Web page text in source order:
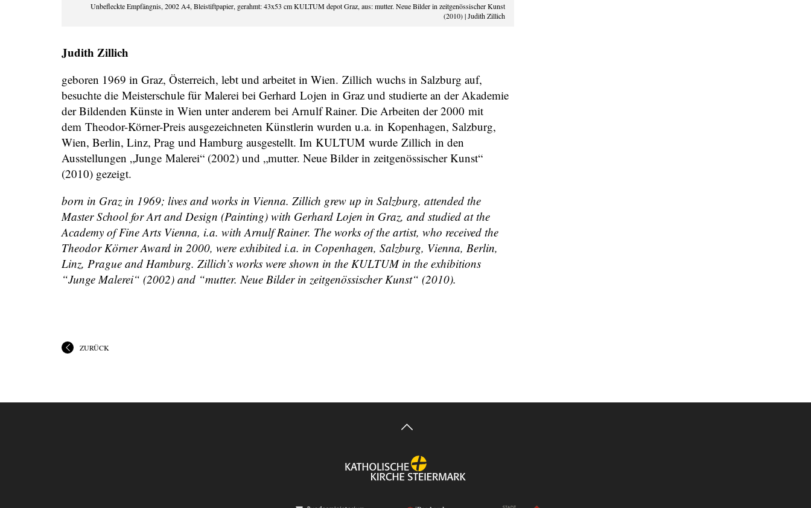
Unbefleckte Empfängnis, 2002 A4, Bleistiftpapier, gerahmt: 43x53 cm KULTUM depot Graz, aus: mutter. Neue Bilder in zeitgenössischer Kunst
(2010) | Judith Zillich
Judith Zillich
geboren 1969 in Graz, Österreich, lebt und arbeitet in Wien. Zillich wuchs in Salzburg auf,
besuchte die Meisterschule für Malerei bei Gerhard Lojen in Graz und studierte an der Akademie
der Bildenden Künste in Wien unter anderem bei Arnulf Rainer. Die Arbeiten der 2000 mit
dem Theodor-Körner-Preis ausgezeichneten Künstlerin wurden u.a. in Kopenhagen, Salzburg,
Wien, Berlin, Linz, Prag und Hamburg ausgestellt. Im KULTUM wurde Zillich in den
Ausstellungen „Junge Malerei“ (2002) und „mutter. Neue Bilder in zeitgenössischer Kunst“
(2010) gezeigt.
born in Graz in 1969; lives and works in Vienna. Zillich grew up in Salzburg, attended the
Master School for Art and Design (Painting) with Gerhard Lojen in Graz, and studied at the
Academy of Fine Arts Vienna, i.a. with Arnulf Rainer. The works of the artist, who received the
Theodor Körner Award in 2000, were exhibited i.a. in Copenhagen, Salzburg, Vienna, Berlin,
Linz, Prague and Hamburg. Zillich’s works were shown in the KULTUM in the exhibitions
“Junge Malerei“ (2002) and “mutter. Neue Bilder in zeitgenössischer Kunst“ (2010).
ZURÜCK